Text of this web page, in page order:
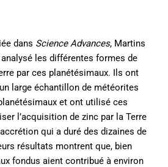
dans Science Advances, Martins
les différentes formes de
par ces planétésimaux. Ils ont
large échantillon de météorites
et ont utilisé ces
l’acquisition de zinc par la Terre
qui a duré des dizaines de
résultats montrent que, bien
fondus aient contribué à environ